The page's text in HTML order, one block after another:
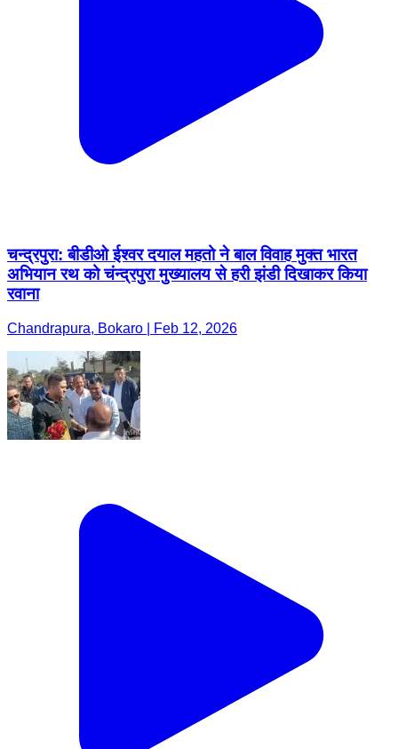
चन्द्रपुरा: बीडीओ ईश्वर दयाल महतो ने बाल विवाह मुक्त भारत
अभियान रथ को चंन्द्रपुरा मुख्यालय से हरी झंडी दिखाकर किया
रवाना
Chandrapura, Bokaro | Feb 12, 2026